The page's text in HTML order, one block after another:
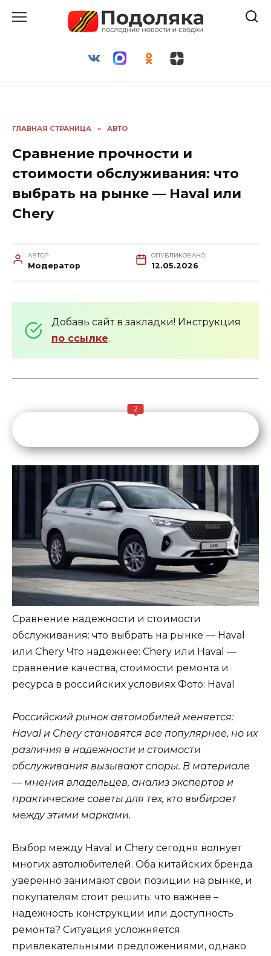
ГЛАВНАЯ СТРАНИЦА » АВТО
Сравнение прочности и
стоимости обслуживания: что
выбрать на рынке — Haval или
Chery
АВТОР
Модератор
ОПУБЛИКОВАНО
12.05.2026
Добавь сайт в закладки! Инструкция
по ссылке.
2
Сравнение надежности и стоимости
обслуживания: что выбрать на рынке — Haval
или Chery Что надёжнее: Chery или Haval —
сравнение качества, стоимости ремонта и
ресурса в российских условиях Фото: Haval
Российский рынок автомобилей меняется:
Haval и Chery становятся все популярнее, но их
различия в надежности и стоимости
обслуживания вызывают споры. В материале
— мнения владельцев, анализ экспертов и
практические советы для тех, кто выбирает
между этими марками.
Выбор между Haval и Chery сегодня волнует
многих автолюбителей. Оба китайских бренда
уверенно занимают свои позиции на рынке, и
покупателям стоит решить: что важнее –
надежность конструкции или доступность
ремонта? Ситуация усложняется
привлекательными предложениями, однако